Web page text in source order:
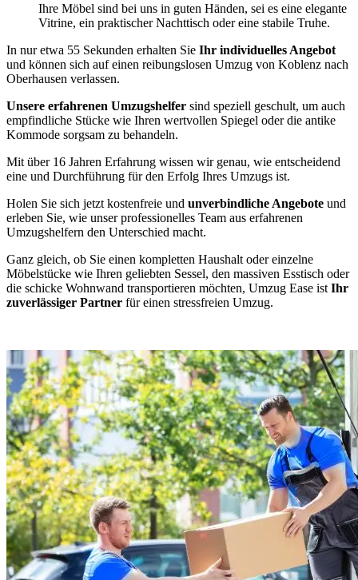
Ihre Möbel sind bei uns in guten Händen, sei es eine elegante
Vitrine, ein praktischer Nachttisch oder eine stabile Truhe.
In nur etwa 55 Sekunden erhalten Sie Ihr individuelles Angebot
und können sich auf einen reibungslosen Umzug von Koblenz nach
Oberhausen verlassen.
Unsere erfahrenen Umzugshelfer sind speziell geschult, um auch
empfindliche Stücke wie Ihren wertvollen Spiegel oder die antike
Kommode sorgsam zu behandeln.
Mit über 16 Jahren Erfahrung wissen wir genau, wie entscheidend
eine und Durchführung für den Erfolg Ihres Umzugs ist.
Holen Sie sich jetzt kostenfreie und unverbindliche Angebote und
erleben Sie, wie unser professionelles Team aus erfahrenen
Umzugshelfern den Unterschied macht.
Ganz gleich, ob Sie einen kompletten Haushalt oder einzelne
Möbelstücke wie Ihren geliebten Sessel, den massiven Esstisch oder
die schicke Wohnwand transportieren möchten, Umzug Ease ist Ihr
zuverlässiger Partner für einen stressfreien Umzug.